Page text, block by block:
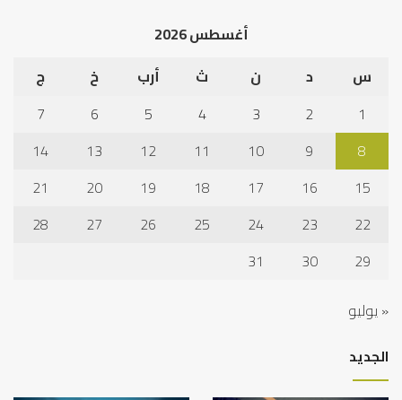
أغسطس 2026
س
د ن ث أرب خ
ج
1
2
3
4
5
6
7
8
9
10
11
12
13
14
15
16
17
18
19
20
21
22
23
24
25
26
27
28
29
30
31
« يوليو
الجديد